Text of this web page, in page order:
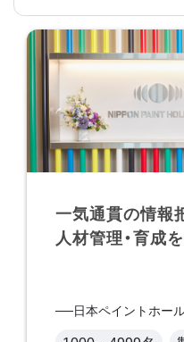
一気通貫の情報
人材管理・育成
日本ペイントホー